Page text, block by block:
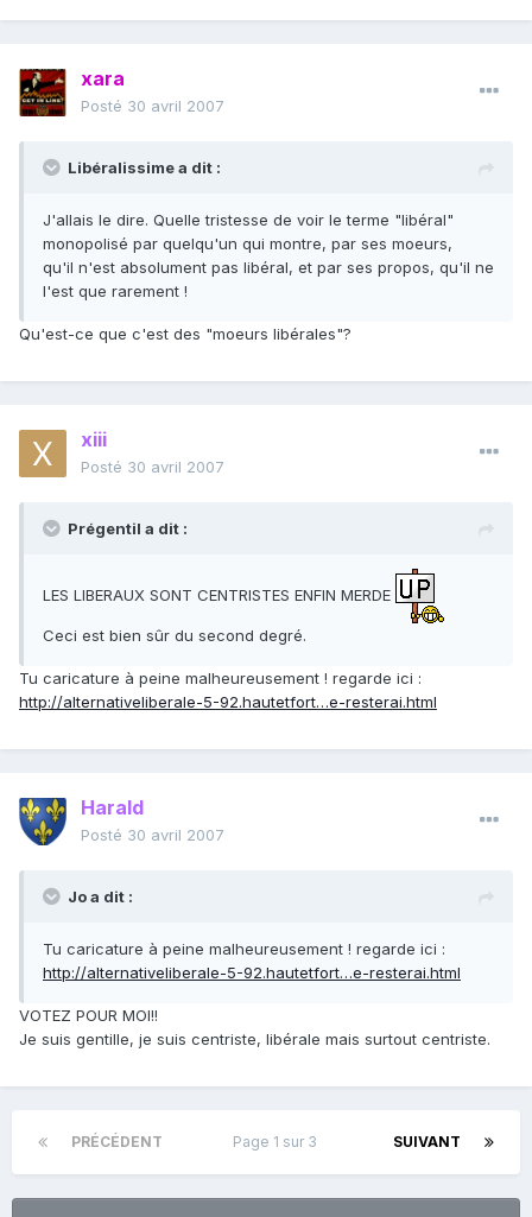
xara
Posté 30 avril 2007
Libéralissime a dit :
J'allais le dire. Quelle tristesse de voir le terme "libéral"
monopolisé par quelqu'un qui montre, par ses moeurs,
qu'il n'est absolument pas libéral, et par ses propos, qu'il ne
l'est que rarement !
Qu'est-ce que c'est des "moeurs libérales"?
xiii
Posté 30 avril 2007
Prégentil a dit :
LES LIBERAUX SONT CENTRISTES ENFIN MERDE
Ceci est bien sûr du second degré.
Tu caricature à peine malheureusement ! regarde ici :
http://alternativeliberale-5-92.hautetfort…e-resterai.html
Harald
Posté 30 avril 2007
Jo a dit :
Tu caricature à peine malheureusement ! regarde ici :
http://alternativeliberale-5-92.hautetfort…e-resterai.html
VOTEZ POUR MOI!!
Je suis gentille, je suis centriste, libérale mais surtout centriste.
PRÉCÉDENT SUIVANT
Page 1 sur 3